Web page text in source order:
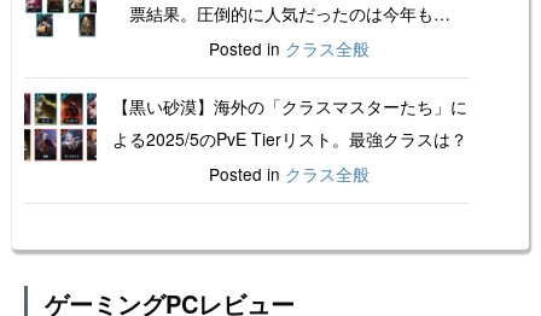
票結果。圧倒的に人気だったのは今年も…
Posted in クラス全般
【黒い砂漠】海外の「クラスマスターたち」に
よる2025/5のPvE Tierリスト。最強クラスは？
Posted in クラス全般
ゲーミングPCレビュー